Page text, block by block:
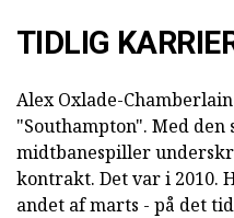
TIDLIG
Alex Oxlade-
"Southampton". Med den
midtbanespiller
kontrakt. Det var i 2010.
andet af marts - på det